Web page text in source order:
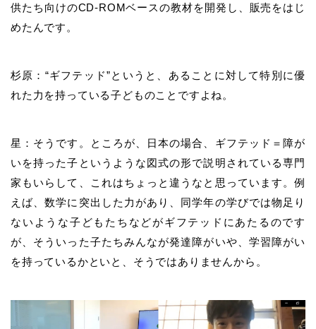
供たち向けのCD-ROMベースの教材を開発し、販売をはじ
めたんです。
杉原：“ギフテッド”というと、あることに対して特別に優
れた力を持っている子どものことですよね。
星：そうです。ところが、日本の場合、ギフテッド＝障が
いを持った子というような図式の形で説明されている専門
家もいらして、これはちょっと違うなと思っています。例
えば、数学に突出した力があり、同学年の学びでは物足り
ないような子どもたちなどがギフテッドにあたるのです
が、そういった子たちみんなが発達障がいや、学習障がい
を持っているかといと、そうではありませんから。